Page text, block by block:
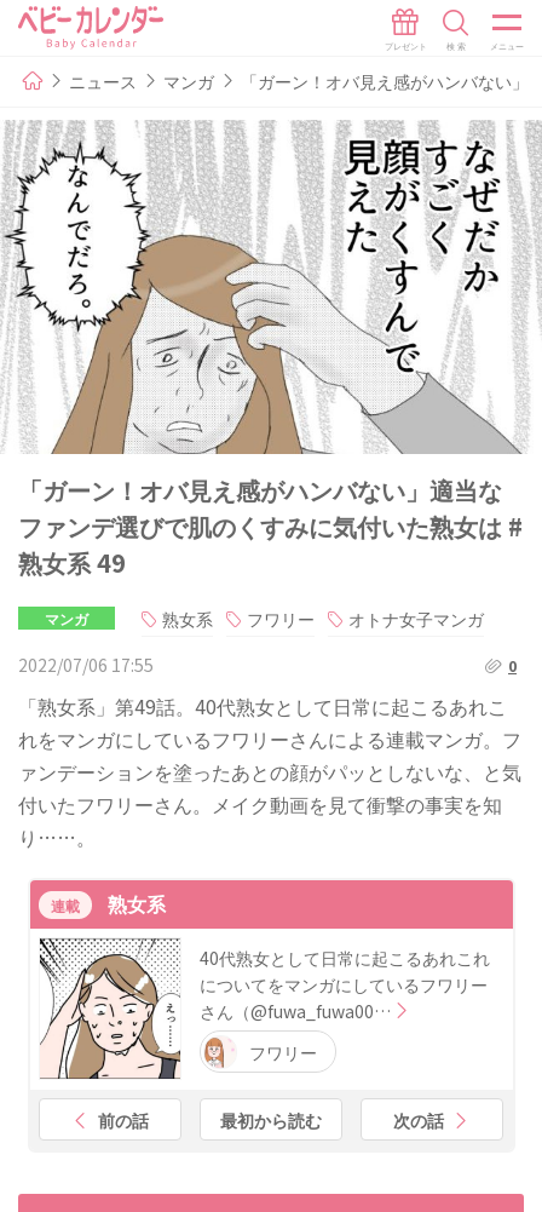
ニュース マンガ 「ガーン！オバ見え感がハンバない
「ガーン！オバ見え感がハンバない」適当な
ファンデ選びで肌のくすみに気付いた熟女は #
熟女系 49
マンガ 熟女系 フワリー
オトナ女子マンガ
2022/07/06 17:55
0
「熟女系」第49話。40代熟女として日常に起こるあれこ
れをマンガにしているフワリーさんによる連載マンガ。フ
ァンデーションを塗ったあとの顔がパッとしないな、と気
付いたフワリーさん。メイク動画を見て衝撃の事実を知
り……。
連載 熟女系
40代熟女として日常に起こるあれこれ
についてをマンガにしているフワリー
さん（@fuwa_fuwa00…
フワリー
前の話 最初から読む 次の話